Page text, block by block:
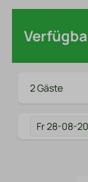
2 Gäste
Fr28-08-